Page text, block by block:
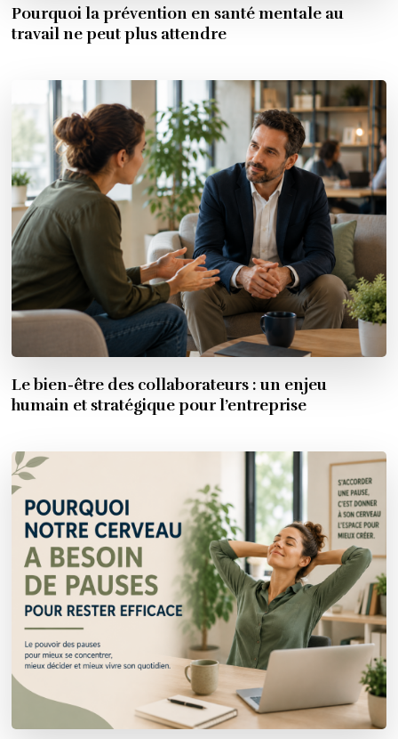
Pourquoi la prévention en santé mentale au
travail ne peut plus attendre
Le bien-être des collaborateurs : un enjeu
humain et stratégique pour l’entreprise